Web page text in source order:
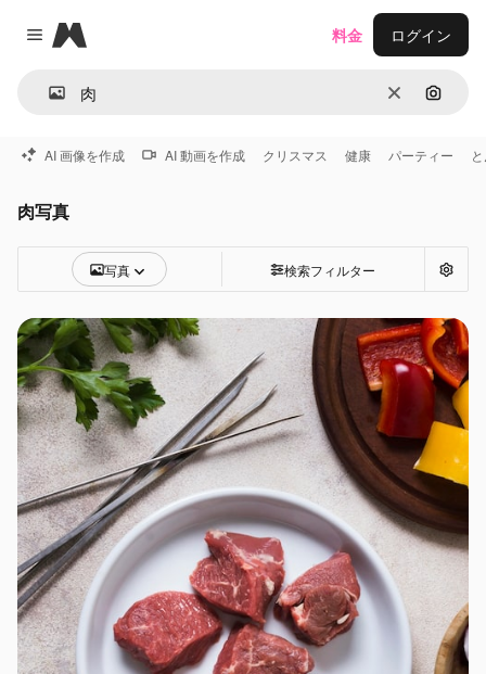
Close menu
Magnific
消去 画像で
料金 ログイン
AI 画像を作成 AI 動画を作成 クリスマス 健康 パーティー
肉写真
写真 検索フィルター